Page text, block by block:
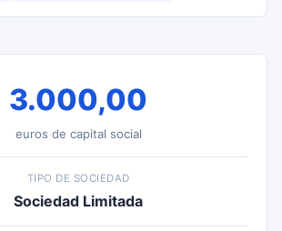
3.000,00
euros de capital social
TIPO DE SOCIEDAD
Sociedad Limitada